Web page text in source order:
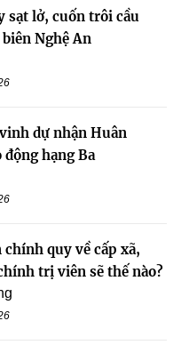
sạt lở, cuốn trôi cầu
Nghệ An
dự nhận Huân
động hạng Ba
chính quy về cấp xã,
trị viên sẽ thế nào?